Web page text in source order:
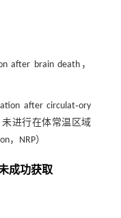
brain death，
after circulat‑ory
未进行在体常温区域
，NRP）
成功获取